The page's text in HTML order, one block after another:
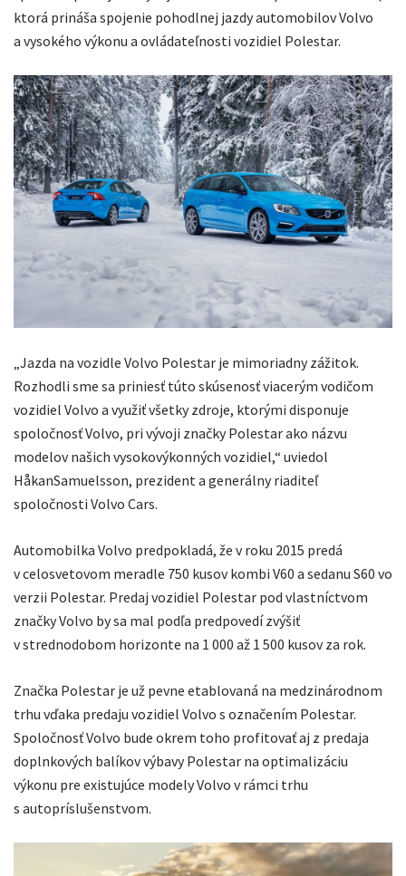
ktorá prináša spojenie pohodlnej jazdy automobilov Volvo
a vysokého výkonu a ovládateľnosti vozidiel Polestar.
„Jazda na vozidle Volvo Polestar je mimoriadny zážitok.
Rozhodli sme sa priniesť túto skúsenosť viacerým vodičom
vozidiel Volvo a využiť všetky zdroje, ktorými disponuje
spoločnosť Volvo, pri vývoji značky Polestar ako názvu
modelov našich vysokovýkonných vozidiel,“ uviedol
HåkanSamuelsson, prezident a generálny riaditeľ
spoločnosti Volvo Cars.
Automobilka Volvo predpokladá, že v roku 2015 predá
v celosvetovom meradle 750 kusov kombi V60 a sedanu S60 vo
verzii Polestar. Predaj vozidiel Polestar pod vlastníctvom
značky Volvo by sa mal podľa predpovedí zvýšiť
v strednodobom horizonte na 1 000 až 1 500 kusov za rok.
Značka Polestar je už pevne etablovaná na medzinárodnom
trhu vďaka predaju vozidiel Volvo s označením Polestar.
Spoločnosť Volvo bude okrem toho profitovať aj z predaja
doplnkových balíkov výbavy Polestar na optimalizáciu
výkonu pre existujúce modely Volvo v rámci trhu
s autopríslušenstvom.